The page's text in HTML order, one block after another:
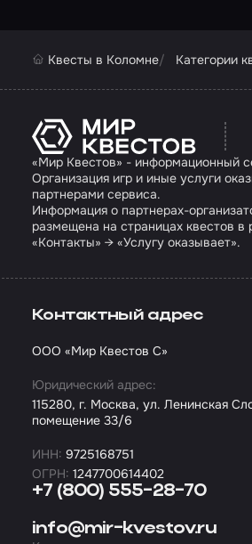
Квесты в Коломне Категории
«Мир Квестов» - информационный
Организация игр и иные услуги
партнерами сервиса.
Информация о партнерах-
размещена на страницах квестов в
«Контакты» → «Услугу оказывает».
+7 (800) 555-28-70
info@mir-kvestov.ru
Контактный адрес
ООО «Мир Квестов С»
Юридический адрес:
115280, г. Москва, ул. Ленинская
помещение 33/6
ИНН: 9725168751
ОГРН: 1247700614402